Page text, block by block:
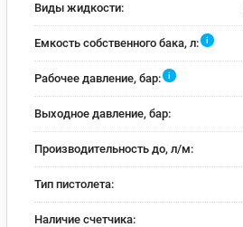
Виды жидкости:
Емкость собственного бака, л: i
Рабочее давление, бар: i
Выходное давление, бар:
Производительность до, л/м:
Тип пистолета:
Наличие счетчика: